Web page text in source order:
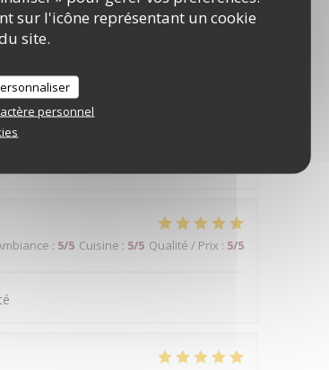
sur l'icône représentant un cookie
site.
personnel
:4/5 Cuisine
: 5/5 Cuisine : 5/5 Qualité / Prix : 5/5